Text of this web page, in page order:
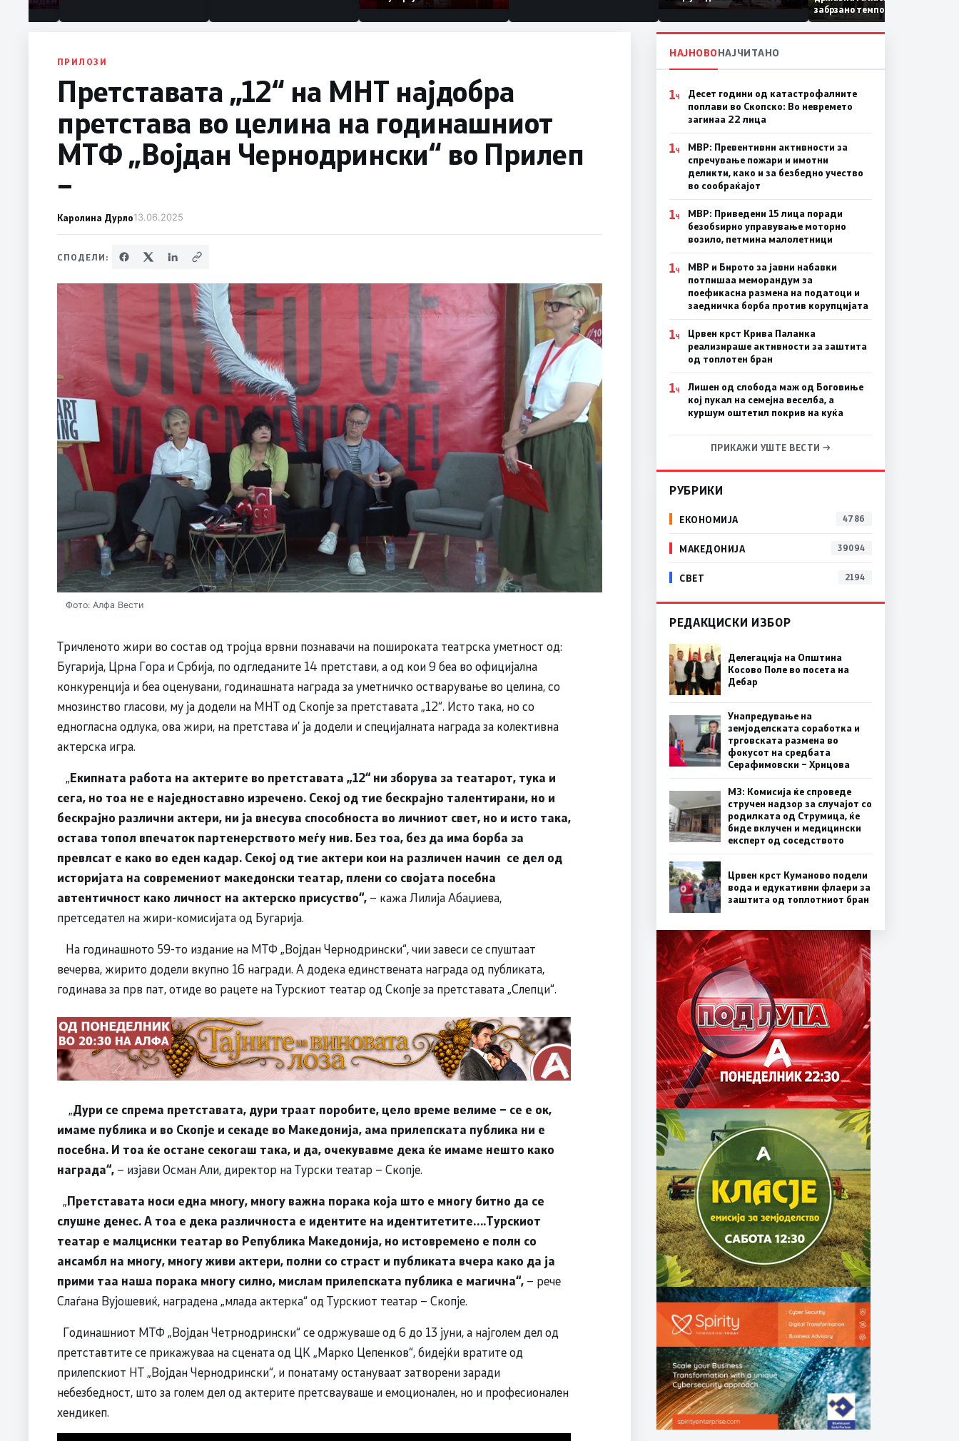
Коридор 8, Македонија
станува раскрсница на
Балканот
забрзано темпо
ПРИЛОЗИ
Претставата „12“ на МНТ најдобра
претстава во целина на годинашниот
МТФ „Војдан Чернодрински“ во Прилеп
–
Каролина Дурло13.06.2025
СПОДЕЛИ:
Фото: Алфа Вести
Тричленото жири во состав од тројца врвни познавачи на пошироката театрска уметност од:
Бугарија, Црна Гора и Србија, по одгледаните 14 претстави, а од кои 9 беа во официјална
конкуренција и беа оценувани, годинашната награда за уметничко остварување во целина, со
мнозинство гласови, му ја додели на МНТ од Скопје за претставата „12“. Исто така, но со
едногласна одлука, ова жири, на претстава и’ ја додели и специјалната награда за колективна
актерска игра.
„Екипната работа на актерите во претставата „12“ ни зборува за театарот, тука и
сега, но тоа не е наједноставно изречено. Секој од тие бескрајно талентирани, но и
бескрајно различни актери, ни ја внесува способноста во личниот свет, но и исто така,
остава топол впечаток партенерството меѓу нив. Без тоа, без да има борба за
превлсат е како во еден кадар. Секој од тие актери кои на различен начин се дел од
историјата на современиот македонски театар, плени со својата посебна
автентичност како личност на актерско присуство“, – кажа Лилија Абаџиева,
претседател на жири-комисијата од Бугарија.
На годинашното 59-то издание на МТФ „Војдан Чернодрински“, чии завеси се спуштаат
вечерва, жирито додели вкупно 16 награди. А додека единствената награда од публиката,
годинава за прв пат, отиде во рацете на Турскиот театар од Скопје за претставата „Слепци“.
„Дури се спрема претставата, дури траат поробите, цело време велиме – се е ок,
имаме публика и во Скопје и секаде во Македонија, ама прилепската публика ни е
посебна. И тоа ќе остане секогаш така, и да, очекувавме дека ќе имаме нешто како
награда“, – изјави Осман Али, директор на Турски театар – Скопје.
„Претставата носи една многу, многу важна порака која што е многу битно да се
слушне денес. А тоа е дека различноста е идентите на идентитетите….Турскиот
театар е малциснки театар во Република Македонија, но истовремено е полн со
ансамбл на многу, многу живи актери, полни со страст и публиката вчера како да ја
прими таа наша порака многу силно, мислам прилепската публика е магична“, – рече
Слаѓана Вујошевиќ, наградена „млада актерка“ од Турскиот театар – Скопје.
Годинашниот МТФ „Војдан Четрнодрински“ се одржуваше од 6 до 13 јуни, а најголем дел од
претставтите се прикажуваа на сцената од ЦК „Марко Цепенков“, бидејќи вратите од
прилепскиот НТ „Војдан Чернодрински“, и понатаму остануваат затворени заради
небезбедност, што за голем дел од актерите претсвауваше и емоционален, но и професионален
хендикеп.
НАЈНОВОНАЈЧИТАНО
1Ч
Десет години од катастрофалните
поплави во Скопско: Во невремето
загинаа 22 лица
1Ч
МВР: Превентивни активности за
спречување пожари и имотни
деликти, како и за безбедно учество
во сообраќајот
1Ч
МВР: Приведени 15 лица поради
безобѕирно управување моторно
возило, петмина малолетници
1Ч
МВР и Бирото за јавни набавки
потпишаа меморандум за
поефикасна размена на податоци и
заедничка борба против корупцијата
1Ч
Црвен крст Крива Паланка
реализираше активности за заштита
од топлотен бран
1Ч
Лишен од слобода маж од Боговиње
кој пукал на семејна веселба, а
куршум оштетил покрив на куќа
ПРИКАЖИ УШТЕ ВЕСТИ →
РУБРИКИ
ЕКОНОМИЈА 4786
МАКЕДОНИЈА 39094
СВЕТ 2194
РЕДАКЦИСКИ ИЗБОР
Делегација на Општина
Косово Поле во посета на
Дебар
Унапредување на
земјоделската соработка и
трговската размена во
фокусот на средбата
Серафимовски – Хрицова
МЗ: Комисија ќе спроведе
стручен надзор за случајот со
родилката од Струмица, ќе
биде вклучен и медицински
експерт од соседството
Црвен крст Куманово подели
вода и едукативни флаери за
заштита од топлотниот бран